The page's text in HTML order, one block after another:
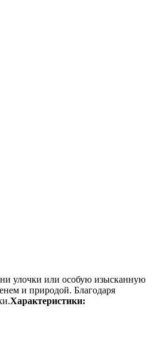
улочки или особую изысканную
и природой. Благодаря
Характеристики: